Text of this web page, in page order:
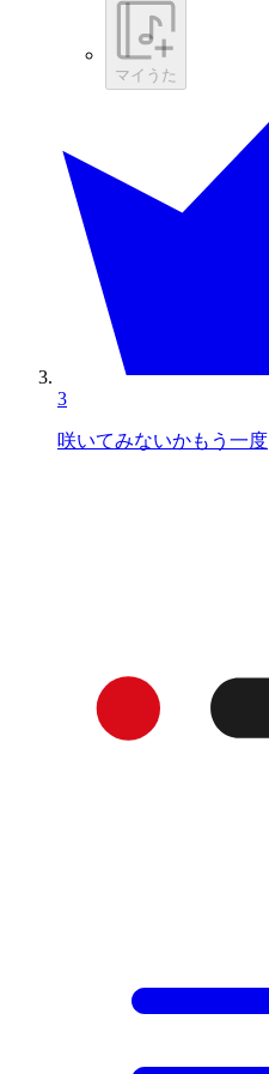
マイうた
3
咲いてみないかもう一度